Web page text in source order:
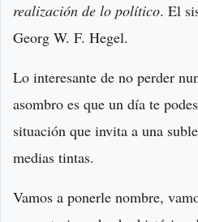
realización de lo político. El
Georg W. F. Hegel.
Lo interesante de no perder
asombro es que un día te
situación que invita a una
medias tintas.
Vamos a ponerle nombre,